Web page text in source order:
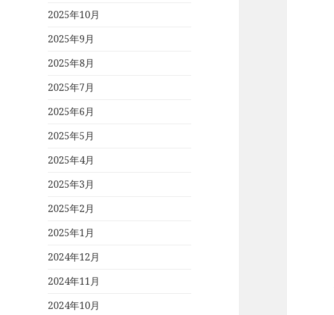
2025年10月
2025年9月
2025年8月
2025年7月
2025年6月
2025年5月
2025年4月
2025年3月
2025年2月
2025年1月
2024年12月
2024年11月
2024年10月